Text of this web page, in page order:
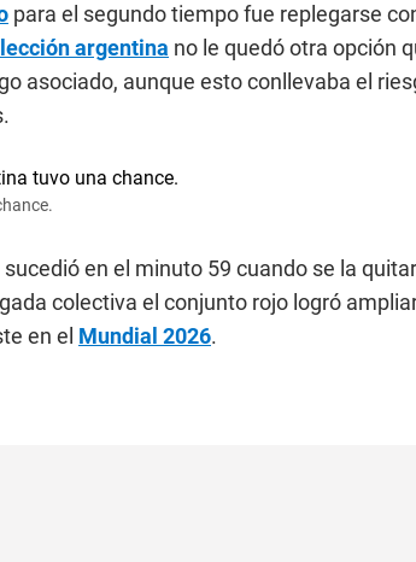
para el segundo tiempo fue replegarse
argentina no le quedó otra opción
asociado, aunque esto conllevaba el
en el minuto 59 cuando se la
colectiva el conjunto rojo logró
en el Mundial 2026.